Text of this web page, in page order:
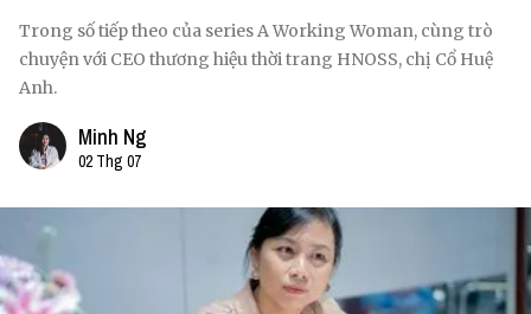
Trong số tiếp theo của series A Working Woman, cùng trò
chuyện với CEO thương hiệu thời trang HNOSS, chị Cổ Huệ
Anh.
Minh Ng
02 Thg 07